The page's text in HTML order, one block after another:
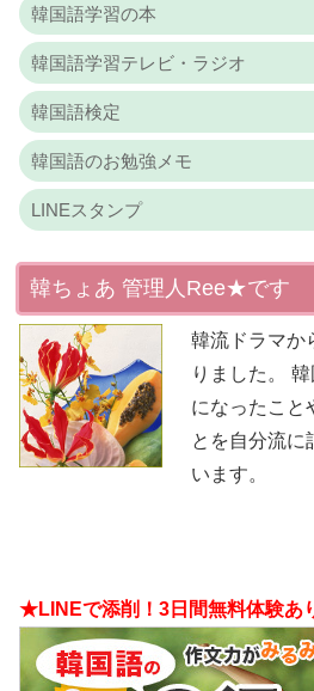
韓国語学習の本
韓国語学習テレビ・ラジオ
韓国語検定
韓国語のお勉強メモ
LINEスタンプ
韓ちょあ 管理人Ree★です
韓流ドラマか
りました。
になったこと
とを自分流に
います。
★LINEで添削！3日間無料体験あ